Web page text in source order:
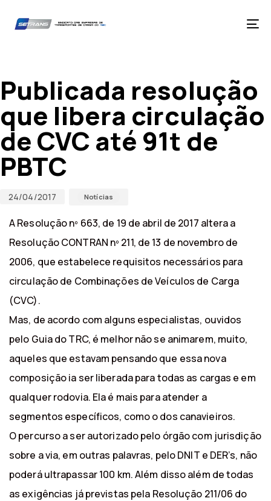
primary
Publicada resolução
que libera circulação
de CVC até 91t de
PBTC
24/04/2017 Notícias
A Resolução nº 663, de 19 de abril de 2017 altera a
Resolução CONTRAN nº 211, de 13 de novembro de
2006, que estabelece requisitos necessários para
circulação de Combinações de Veículos de Carga
(CVC).
Mas, de acordo com alguns especialistas, ouvidos
pelo Guia do TRC, é melhor não se animarem, muito,
aqueles que estavam pensando que essa nova
composição ia ser liberada para todas as cargas e em
qualquer rodovia. Ela é mais para atender a
segmentos específicos, como o dos canavieiros.
O percurso a ser autorizado pelo órgão com jurisdição
sobre a via, em outras palavras, pelo DNIT e DER’s, não
poderá ultrapassar 100 km. Além disso além de todas
as exigências já previstas pela Resolução 211/06 do